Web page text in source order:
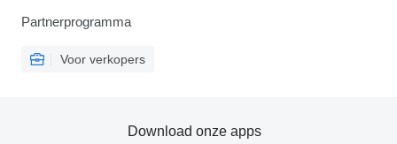
Partnerprogramma
Voor verkopers
Download onze apps